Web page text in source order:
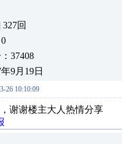
回
37408
9月19日
26 10:10:09
谢谢楼主大人热情分享